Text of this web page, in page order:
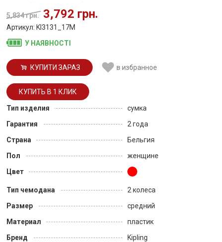
5,834 грн. 3,792 грн.
Артикул: KI3131_17M
У НАЯВНОСТІ
КУПИТИ ЗАРАЗ в избранное
Тип изделия
сумка
Гарантия
2 года
Страна
Бельгия
Пол
женщине
Цвет
Тип чемодана
2 колеса
Размер
средний
Материал
пластик
Бренд
Kipling